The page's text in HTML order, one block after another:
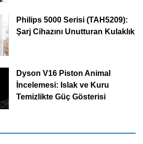
Philips 5000 Serisi (TAH5209):
Şarj Cihazını Unutturan Kulaklık
Dyson V16 Piston Animal
İncelemesi: Islak ve Kuru
Temizlikte Güç Gösterisi